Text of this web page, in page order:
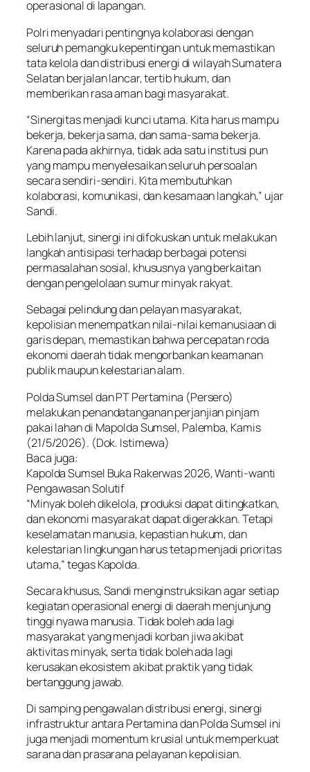
operasional di lapangan.
Polri menyadari pentingnya kolaborasi dengan
seluruh pemangku kepentingan untuk memastikan
tata kelola dan distribusi energi di wilayah Sumatera
Selatan berjalan lancar, tertib hukum, dan
memberikan rasa aman bagi masyarakat.
“Sinergitas menjadi kunci utama. Kita harus mampu
bekerja, bekerja sama, dan sama-sama bekerja.
Karena pada akhirnya, tidak ada satu institusi pun
yang mampu menyelesaikan seluruh persoalan
secara sendiri-sendiri. Kita membutuhkan
kolaborasi, komunikasi, dan kesamaan langkah,” ujar
Sandi.
Lebih lanjut, sinergi ini difokuskan untuk melakukan
langkah antisipasi terhadap berbagai potensi
permasalahan sosial, khususnya yang berkaitan
dengan pengelolaan sumur minyak rakyat.
Sebagai pelindung dan pelayan masyarakat,
kepolisian menempatkan nilai-nilai kemanusiaan di
garis depan, memastikan bahwa percepatan roda
ekonomi daerah tidak mengorbankan keamanan
publik maupun kelestarian alam.
Polda Sumsel dan PT Pertamina (Persero)
melakukan penandatanganan perjanjian pinjam
pakai lahan di Mapolda Sumsel, Palemba, Kamis
(21/5/2026). (Dok. Istimewa)
Baca juga:
Kapolda Sumsel Buka Rakerwas 2026, Wanti-wanti
Pengawasan Solutif
“Minyak boleh dikelola, produksi dapat ditingkatkan,
dan ekonomi masyarakat dapat digerakkan. Tetapi
keselamatan manusia, kepastian hukum, dan
kelestarian lingkungan harus tetap menjadi prioritas
utama,” tegas Kapolda.
Secara khusus, Sandi menginstruksikan agar setiap
kegiatan operasional energi di daerah menjunjung
tinggi nyawa manusia. Tidak boleh ada lagi
masyarakat yang menjadi korban jiwa akibat
aktivitas minyak, serta tidak boleh ada lagi
kerusakan ekosistem akibat praktik yang tidak
bertanggung jawab.
Di samping pengawalan distribusi energi, sinergi
infrastruktur antara Pertamina dan Polda Sumsel ini
juga menjadi momentum krusial untuk memperkuat
sarana dan prasarana pelayanan kepolisian.